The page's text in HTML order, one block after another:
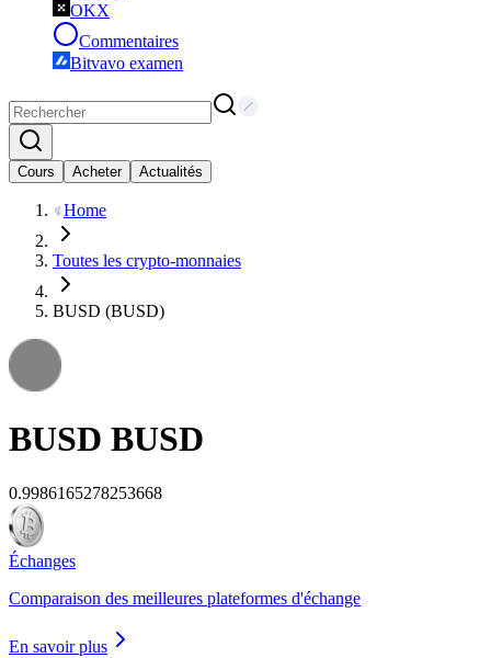
OKX
Commentaires
Bitvavo examen
Cours Acheter Actualités
Home
Toutes les crypto-monnaies
BUSD (BUSD)
BUSD BUSD
0.9986165278253668
Échanges
Comparaison des meilleures plateformes d'échange
En savoir plus